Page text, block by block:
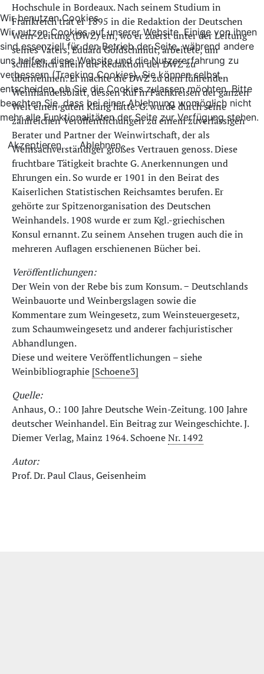
Hochschule in Bordeaux. Nach seinem Studium in
Frankreich trat er 1895 in die Redaktion der Deutschen
Wein-Zeitung (DWZ) ein, wo er zuerst unter der Leitung
seines Vaters, Eduard Goldschmidt, arbeitete, um
schließlich allein die Redaktion der DWZ zu
übernehmen. Er machte die DWZ zu dem führenden
Weinhandelsblatt, dessen Ruf in Fachkreisen der ganzen
Welt einen guten Klang hatte. G. wurde durch seine
zahlreichen Veröffentlichungen zu einem zuverlässigen
Berater und Partner der Weinwirtschaft, der als
Weinsachverständiger großes Vertrauen genoss. Diese
fruchtbare Tätigkeit brachte G. Anerkennungen und
Ehrungen ein. So wurde er 1901 in den Beirat des
Kaiserlichen Statistischen Reichsamtes berufen. Er
gehörte zur Spitzenorganisation des Deutschen
Weinhandels. 1908 wurde er zum Kgl.-griechischen
Konsul ernannt. Zu seinem Ansehen trugen auch die in
mehreren Auflagen erschienenen Bücher bei.
Veröffentlichungen:
Der Wein von der Rebe bis zum Konsum. − Deutschlands
Weinbauorte und Weinbergslagen sowie die
Kommentare zum Weingesetz, zum Weinsteuergesetz,
zum Schaumweingesetz und anderer fachjuristischer
Abhandlungen.
Diese und weitere Veröffentlichungen – siehe
Weinbibliographie [Schoene3]
Quelle:
Anhaus, O.: 100 Jahre Deutsche Wein-Zeitung. 100 Jahre
deutscher Weinhandel. Ein Beitrag zur Weingeschichte. J.
Diemer Verlag, Mainz 1964. SchoeneNr. 1492
Autor:
Prof. Dr. Paul Claus, Geisenheim
Wir benutzen Cookies
Wir nutzen Cookies auf unserer Website. Einige von ihnen
sind essenziell für den Betrieb der Seite, während andere
uns helfen, diese Website und die Nutzererfahrung zu
verbessern (Tracking Cookies). Sie können selbst
entscheiden, ob Sie die Cookies zulassen möchten. Bitte
beachten Sie, dass bei einer Ablehnung womöglich nicht
mehr alle Funktionalitäten der Seite zur Verfügung stehen.
Akzeptieren Ablehnen